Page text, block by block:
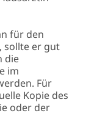
für den
sollte er gut
die
im
Für
Kopie des
oder der